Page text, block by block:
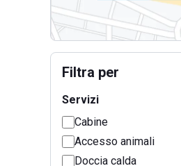
Filtra per
Servizi
Cabine
Accesso animali
Doccia calda